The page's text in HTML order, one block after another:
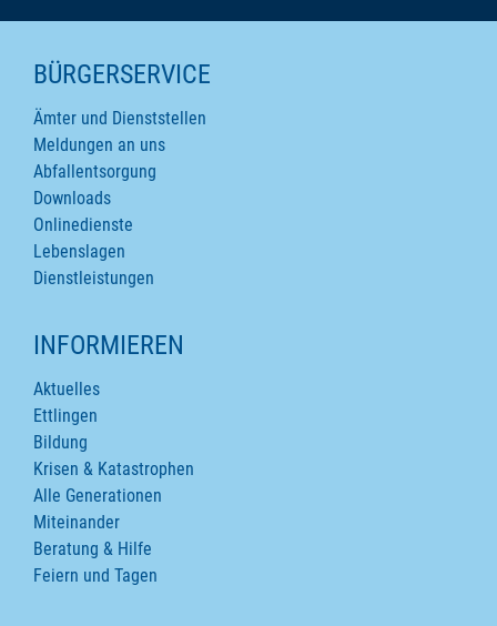
SEITENINHALTE
BÜRGERSERVICE
Ämter und Dienststellen
Meldungen an uns
Abfallentsorgung
Downloads
Onlinedienste
Lebenslagen
Dienstleistungen
INFORMIEREN
Aktuelles
Ettlingen
Bildung
Krisen & Katastrophen
Alle Generationen
Miteinander
Beratung & Hilfe
Feiern und Tagen